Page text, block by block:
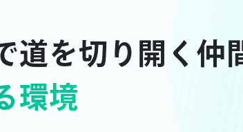
を切り開く仲
環境